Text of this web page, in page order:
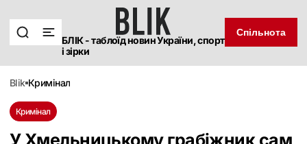
БЛІК - таблоїд новин України, спорт
і зірки
Спільнота
blik кримінал
Кримінал
У Хмельницькому грабіжник сам